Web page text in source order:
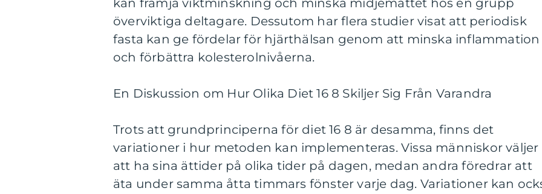
kan främja viktminskning och minska midjemåttet hos en grupp
överviktiga deltagare. Dessutom har flera studier visat att periodisk
fasta kan ge fördelar för hjärthälsan genom att minska inflammation
och förbättra kolesterolnivåerna.
En Diskussion om Hur Olika Diet 16 8 Skiljer Sig Från Varandra
Trots att grundprinciperna för diet 16 8 är desamma, finns det
variationer i hur metoden kan implementeras. Vissa människor väljer
att ha sina ättider på olika tider på dagen, medan andra föredrar att
äta under samma åtta timmars fönster varje dag. Variationer kan